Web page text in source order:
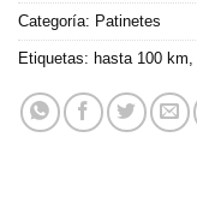
Categoría: Patinetes
Etiquetas: hasta 100 km,